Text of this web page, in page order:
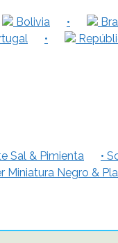
Bolivia •
•
Sal & Pimienta •
Miniatura Negro &